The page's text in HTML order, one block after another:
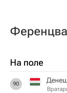
На поле
90